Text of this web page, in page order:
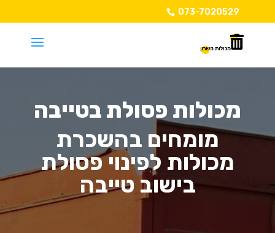
073-7020529
מכולות פסולת בטייבה
מומחים בהשכרת
מכולות לפינוי פסולת
בישוב טייבה